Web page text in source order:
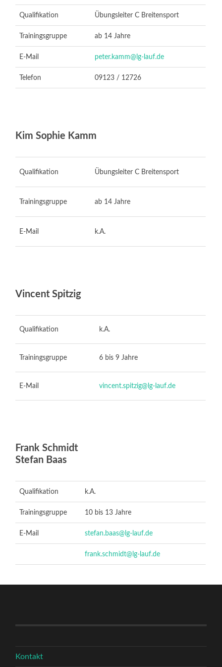
Qualifikation Übungsleiter C Breitensport
Trainingsgruppe ab 14 Jahre
E-Mail peter.kamm@lg-lauf.de
Telefon 09123 / 12726
Kim Sophie Kamm
Qualifikation Übungsleiter C Breitensport
Trainingsgruppe ab 14 Jahre
E-Mail k.A.
Vincent Spitzig
Qualifikation k.A.
Trainingsgruppe 6 bis 9 Jahre
E-Mail vincent.spitzig@lg-lauf.de
Frank Schmidt
Stefan Baas
Qualifikation k.A.
Trainingsgruppe 10 bis 13 Jahre
E-Mail stefan.baas@lg-lauf.de
frank.schmidt@lg-lauf.de
Kontakt